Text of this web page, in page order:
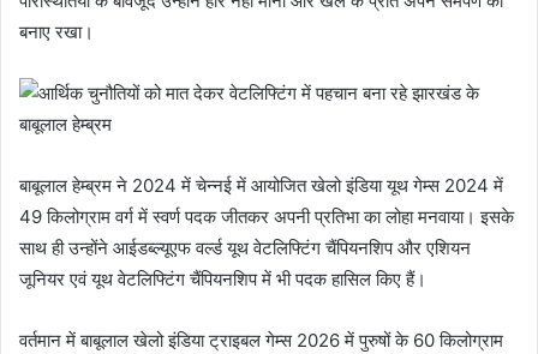
बनाए रखा।
बाबूलाल हेम्ब्रम ने 2024 में चेन्नई में आयोजित खेलो इंडिया यूथ गेम्स 2024 में
49 किलोग्राम वर्ग में स्वर्ण पदक जीतकर अपनी प्रतिभा का लोहा मनवाया। इसके
साथ ही उन्होंने आईडब्ल्यूएफ वर्ल्ड यूथ वेटलिफ्टिंग चैंपियनशिप और एशियन
जूनियर एवं यूथ वेटलिफ्टिंग चैंपियनशिप में भी पदक हासिल किए हैं।
वर्तमान में बाबूलाल खेलो इंडिया ट्राइबल गेम्स 2026 में पुरुषों के 60 किलोग्राम